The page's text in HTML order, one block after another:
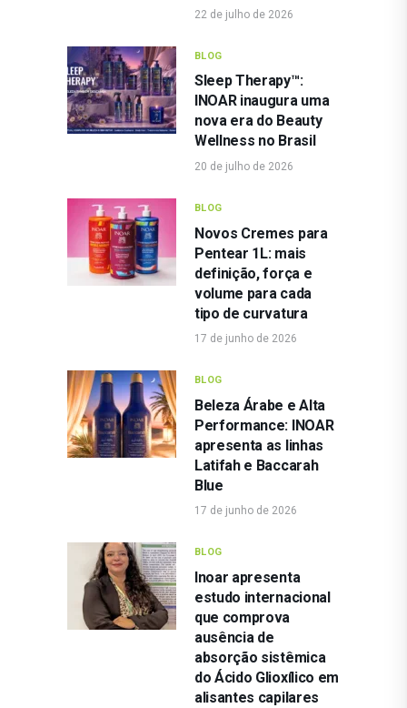
22 de julho de 2026
BLOG
Sleep Therapy™:
INOAR inaugura uma
nova era do Beauty
Wellness no Brasil
20 de julho de 2026
BLOG
Novos Cremes para
Pentear 1L: mais
definição, força e
volume para cada
tipo de curvatura
17 de junho de 2026
BLOG
Beleza Árabe e Alta
Performance: INOAR
apresenta as linhas
Latifah e Baccarah
Blue
17 de junho de 2026
BLOG
Inoar apresenta
estudo internacional
que comprova
ausência de
absorção sistêmica
do Ácido Glioxílico em
alisantes capilares